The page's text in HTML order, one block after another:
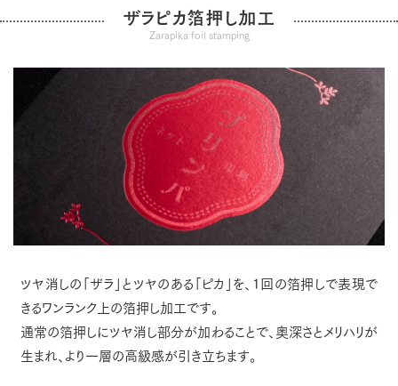
ザラピカ箔押し加工
Zarapika foil stamping
ツヤ消しの「ザラ」とツヤのある「ピカ」を、1回の箔押しで表現で
きるワンランク上の箔押し加工です。
通常の箔押しにツヤ消し部分が加わることで、奥深さとメリハリが
生まれ、より一層の高級感が引き立ちます。